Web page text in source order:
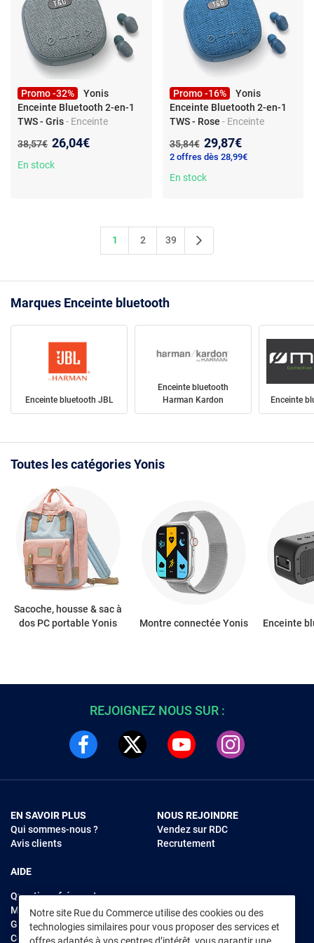
Promo -32%
Yonis
Enceinte Bluetooth 2-en-1
TWS - Gris- Enceinte
écouteurs TWS intégrés -
Micro, TWS, FM, entrée jack
Ancien prix :
38,57€ Nouveau prix :
26,04€
En stock
Promo -16%
Yonis
Enceinte Bluetooth 2-en-1
TWS - Rose - Enceinte
intégrés - Bluetooth 5.3 -
Micro - FM - Entrée jack 3,5
mm - Lecteur TF/USB -
Ancien prix :
35,84€ Nouveau prix :
29,87€
2 offres dès 28,99€
En stock
1 2 39
Marques Enceinte bluetooth
Enceinte bluetooth JBL
Enceinte bluetooth
Harman Kardon
Enceinte
Toutes les catégories Yonis
Sacoche, housse & sac à
dos PC portable Yonis
Montre connectée Yonis Enceinte
REJOIGNEZ NOUS SUR :
EN SAVOIR PLUS
Qui sommes-nous ?
Avis clients
AIDE
Questions fréquentes
Modes de règlements
Garantie et retours
Contacter Rue du Commerce
NOUS REJOINDRE
Vendez sur RDC
Recrutement
Notre site Rue du Commerce utilise des cookies ou des
technologies similaires pour vous proposer des services et